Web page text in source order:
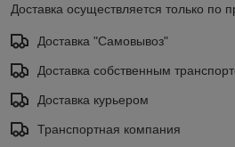
Доставка осуществляется только по
Доставка "Самовывоз"
Доставка собственным
Доставка курьером
Транспортная компания